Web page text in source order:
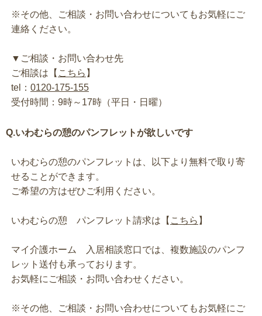
※その他、ご相談・お問い合わせについてもお気軽にご
連絡ください。
▼ご相談・お問い合わせ先
ご相談は【 こちら 】
tel： 0120-175-155
受付時間：9時～17時（平日・日曜）
Q.いわむらの憩のパンフレットが欲しいです
いわむらの憩のパンフレットは、以下より無料で取り寄
せることができます。
ご希望の方はぜひご利用ください。
いわむらの憩 パンフレット請求は【 こちら 】
マイ介護ホーム 入居相談窓口では、複数施設のパンフ
レット送付も承っております。
お気軽にご相談・お問い合わせください。
※その他、ご相談・お問い合わせについてもお気軽にご